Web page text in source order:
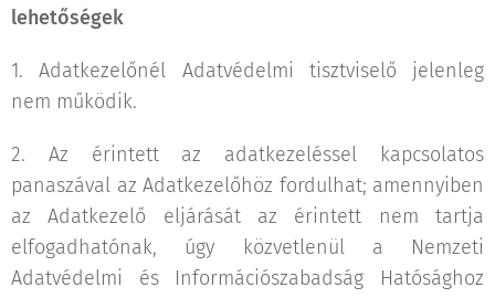
lehetőségek
1. Adatkezelőnél Adatvédelmi tisztviselő jelenleg
nem működik.
2. Az érintett az adatkezeléssel kapcsolatos
panaszával az Adatkezelőhöz fordulhat; amennyiben
az Adatkezelő eljárását az érintett nem tartja
elfogadhatónak, úgy közvetlenül a Nemzeti
Adatvédelmi és Információszabadság Hatósághoz